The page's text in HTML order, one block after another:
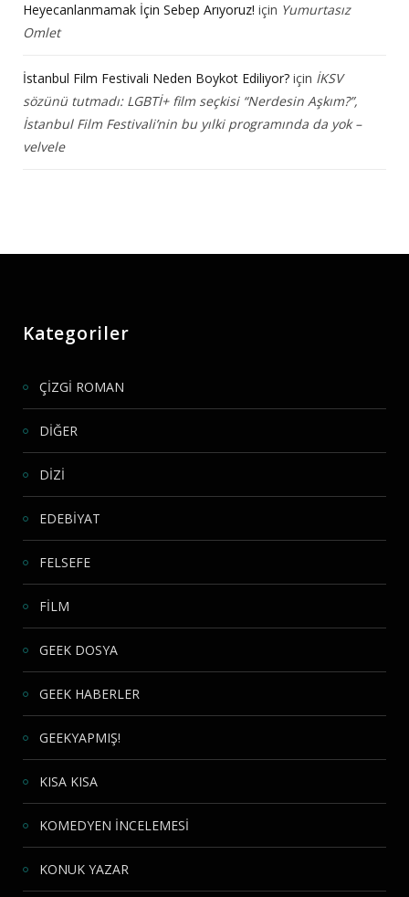
Heyecanlanmamak İçin Sebep Arıyoruz! için Yumurtasız
Omlet
İstanbul Film Festivali Neden Boykot Ediliyor? için İKSV
sözünü tutmadı: LGBTİ+ film seçkisi “Nerdesin Aşkım?”,
İstanbul Film Festivali’nin bu yılki programında da yok –
velvele
Kategoriler
ÇİZGİ ROMAN
DİĞER
DİZİ
EDEBİYAT
FELSEFE
FİLM
GEEK DOSYA
GEEK HABERLER
GEEKYAPMIŞ!
KISA KISA
KOMEDYEN İNCELEMESİ
KONUK YAZAR